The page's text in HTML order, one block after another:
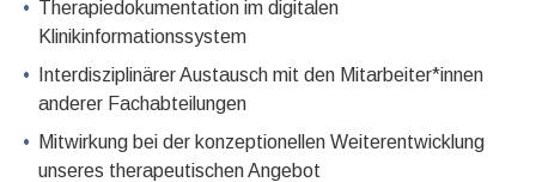
Therapiedokumentation im digitalen
Klinikinformationssystem
Interdisziplinärer Austausch mit den Mitarbeiter*innen
anderer Fachabteilungen
Mitwirkung bei der konzeptionellen Weiterentwicklung
unseres therapeutischen Angebot